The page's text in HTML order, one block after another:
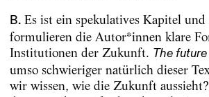
B.Es ist ein spekulatives Kapitel und
formulieren die Autor*innen klare
Institutionen der Zukunft. The
umso schwieriger natürlich dieser
wir wissen, wie die Zukunft